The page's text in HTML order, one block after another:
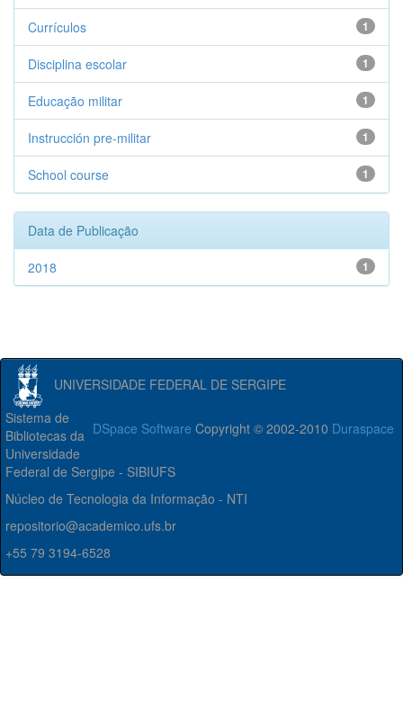
1
Currículos
1
Disciplina escolar
1
Educação militar
1
Instrucción pre-militar
1
School course
Data de Publicação
1
2018
UNIVERSIDADE FEDERAL DE SERGIPE
DSpace Software Copyright © 2002-2010 Duraspace
Sistema de
Bibliotecas da
Universidade
Federal de Sergipe - SIBIUFS
Núcleo de Tecnologia da Informação - NTI
repositorio@academico.ufs.br
+55 79 3194-6528